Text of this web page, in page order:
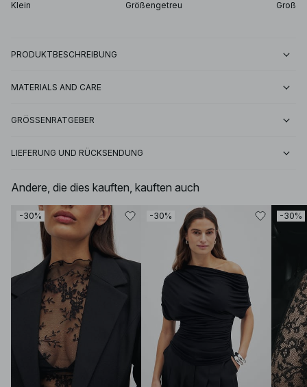
Klein Größengetreu Groß
PRODUKTBESCHREIBUNG
MATERIALS AND CARE
GRÖSSENRATGEBER
LIEFERUNG UND RÜCKSENDUNG
Andere, die dies kauften, kauften auch
-30% -30% -30%